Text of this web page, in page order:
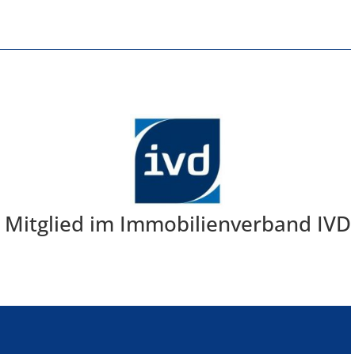
Mitglied im Immobilienverband IVD